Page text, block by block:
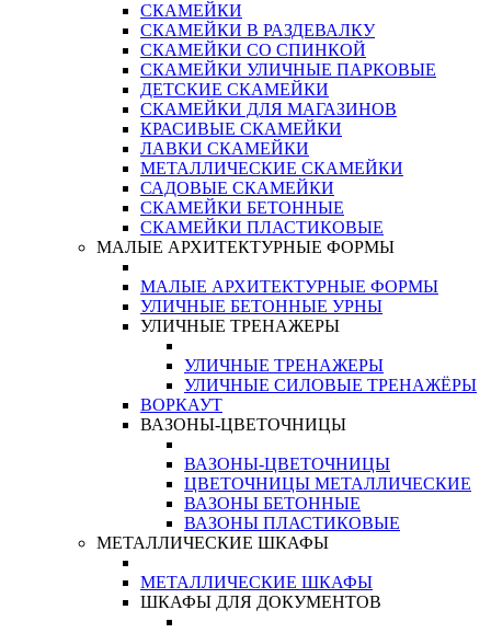
СКАМЕЙКИ
СКАМЕЙКИ В РАЗДЕВАЛКУ
СКАМЕЙКИ СО СПИНКОЙ
СКАМЕЙКИ УЛИЧНЫЕ ПАРКОВЫЕ
ДЕТСКИЕ СКАМЕЙКИ
СКАМЕЙКИ ДЛЯ МАГАЗИНОВ
КРАСИВЫЕ СКАМЕЙКИ
ЛАВКИ СКАМЕЙКИ
МЕТАЛЛИЧЕСКИЕ СКАМЕЙКИ
САДОВЫЕ СКАМЕЙКИ
СКАМЕЙКИ БЕТОННЫЕ
СКАМЕЙКИ ПЛАСТИКОВЫЕ
МАЛЫЕ АРХИТЕКТУРНЫЕ ФОРМЫ
МАЛЫЕ АРХИТЕКТУРНЫЕ ФОРМЫ
УЛИЧНЫЕ БЕТОННЫЕ УРНЫ
УЛИЧНЫЕ ТРЕНАЖЕРЫ
УЛИЧНЫЕ ТРЕНАЖЕРЫ
УЛИЧНЫЕ СИЛОВЫЕ ТРЕНАЖЁРЫ
ВОРКАУТ
ВАЗОНЫ-ЦВЕТОЧНИЦЫ
ВАЗОНЫ-ЦВЕТОЧНИЦЫ
ЦВЕТОЧНИЦЫ МЕТАЛЛИЧЕСКИЕ
ВАЗОНЫ БЕТОННЫЕ
ВАЗОНЫ ПЛАСТИКОВЫЕ
МЕТАЛЛИЧЕСКИЕ ШКАФЫ
МЕТАЛЛИЧЕСКИЕ ШКАФЫ
ШКАФЫ ДЛЯ ДОКУМЕНТОВ